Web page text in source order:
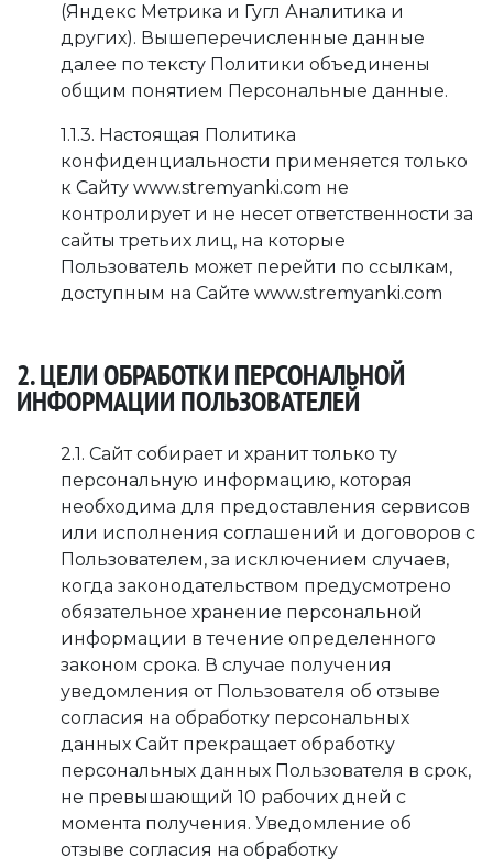
(Яндекс Метрика и Гугл Аналитика и
других). Вышеперечисленные данные
далее по тексту Политики объединены
общим понятием Персональные данные.
1.1.3. Настоящая Политика
конфиденциальности применяется только
к Сайту www.stremyanki.com не
контролирует и не несет ответственности за
сайты третьих лиц, на которые
Пользователь может перейти по ссылкам,
доступным на Сайте www.stremyanki.com
2. ЦЕЛИ ОБРАБОТКИ ПЕРСОНАЛЬНОЙ
ИНФОРМАЦИИ ПОЛЬЗОВАТЕЛЕЙ
2.1. Сайт собирает и хранит только ту
персональную информацию, которая
необходима для предоставления сервисов
или исполнения соглашений и договоров с
Пользователем, за исключением случаев,
когда законодательством предусмотрено
обязательное хранение персональной
информации в течение определенного
законом срока. В случае получения
уведомления от Пользователя об отзыве
согласия на обработку персональных
данных Сайт прекращает обработку
персональных данных Пользователя в срок,
не превышающий 10 рабочих дней с
момента получения. Уведомление об
отзыве согласия на обработку